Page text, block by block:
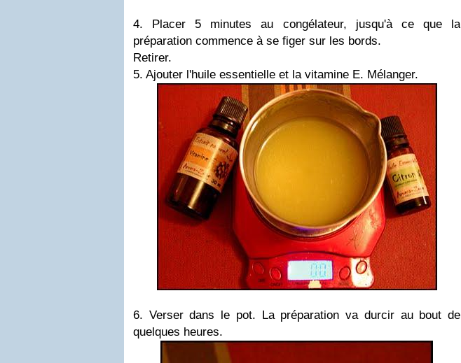
4. Placer 5 minutes au congélateur, jusqu'à ce que la
préparation commence à se figer sur les bords.
Retirer.
5. Ajouter l'huile essentielle et la vitamine E. Mélanger.
6. Verser dans le pot. La préparation va durcir au bout de
quelques heures.